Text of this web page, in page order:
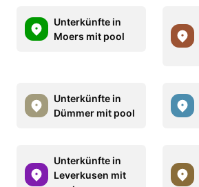
Unterkünfte in
Moers mit pool
Unterkünfte in
Dümmer mit pool
Unterkünfte in
Leverkusen mit